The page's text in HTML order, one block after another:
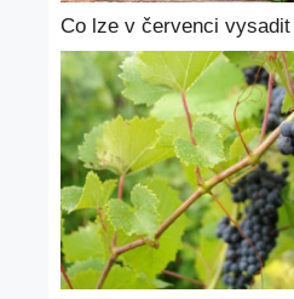
Co lze v červenci vysadit